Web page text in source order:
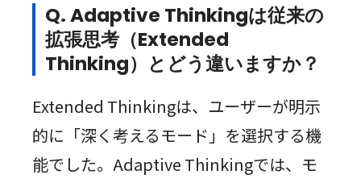
Q. Adaptive Thinkingは従来の
拡張思考（Extended
Thinking）とどう違いますか？
Extended Thinkingは、ユーザーが明示
的に「深く考えるモード」を選択する機
能でした。Adaptive Thinkingでは、モ